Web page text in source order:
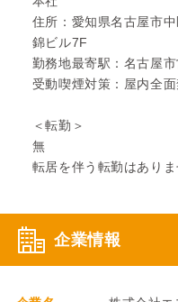
住所：愛知県名古屋市
錦ビル7F
勤務地最寄駅：名古屋
受動喫煙対策：屋内全面
＜転勤＞
無
転居を伴う転勤はありま
企業情報